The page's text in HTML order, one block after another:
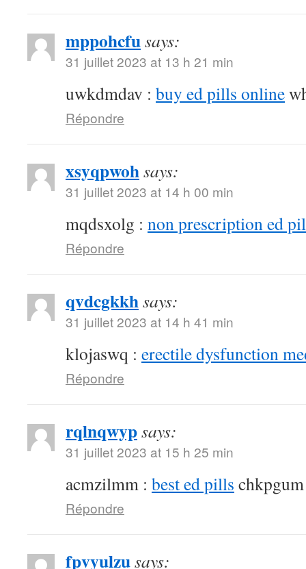
mppohcfusays:
31 juillet 2023 at 13 h 21 min
uwkdmdav : buy ed pills online
Répondre
xsyqpwohsays:
31 juillet 2023 at 14 h 00 min
mqdsxolg : non prescription ed
Répondre
qvdcgkkhsays:
31 juillet 2023 at 14 h 41 min
klojaswq : erectile dysfunction
Répondre
rqlnqwypsays:
31 juillet 2023 at 15 h 25 min
acmzilmm : best ed pills chkpgum
Répondre
fpvyulzusays: